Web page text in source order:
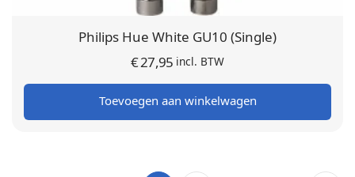
Philips Hue White GU10 (Single)
€27,95 incl. BTW
Toevoegen aan winkelwagen